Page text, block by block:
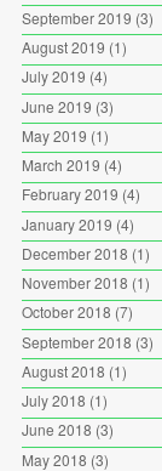
September 2019 (3)
August 2019 (1)
July 2019 (4)
June 2019 (3)
May 2019 (1)
March 2019 (4)
February 2019 (4)
January 2019 (4)
December 2018 (1)
November 2018 (1)
October 2018 (7)
September 2018 (3)
August 2018 (1)
July 2018 (1)
June 2018 (3)
May 2018 (3)